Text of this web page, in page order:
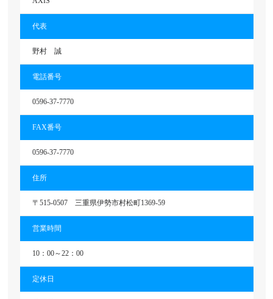
代表
野村 誠
電話番号
0596-37-7770
FAX番号
0596-37-7770
住所
〒515-0507 三重県伊勢市村松町1369-59
営業時間
10：00～22：00
定休日